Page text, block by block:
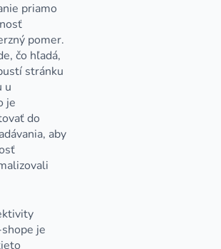
priamo
pomer.
čo hľadá,
stránku
u
je
do
aby
je